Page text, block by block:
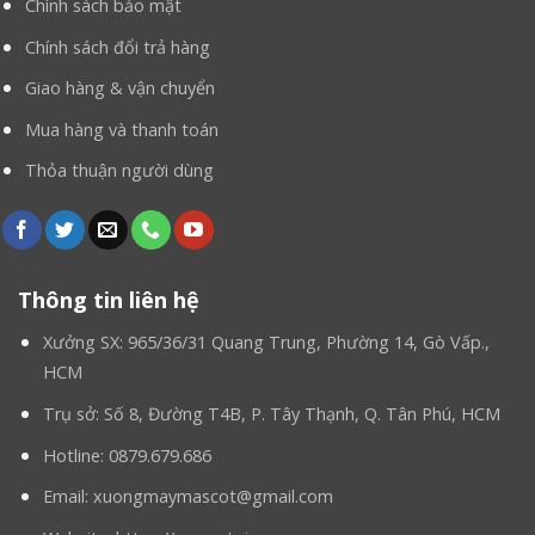
Chính sách bảo mật
Chính sách đổi trả hàng
Giao hàng & vận chuyển
Mua hàng và thanh toán
Thỏa thuận người dùng
Thông tin liên hệ
Xưởng SX: 965/36/31 Quang Trung, Phường 14, Gò Vấp.,
HCM
Trụ sở: Số 8, Đường T4B, P. Tây Thạnh, Q. Tân Phú, HCM
Hotline: 0879.679.686
Email: xuongmaymascot@gmail.com